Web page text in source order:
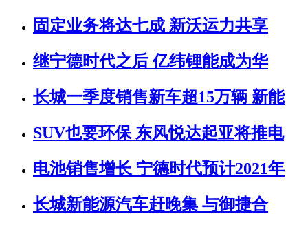
固定业务将达七成 新沃运力共享
继宁德时代之后 亿纬锂能成为华
长城一季度销售新车超15万辆 新能
SUV也要环保 东风悦达起亚将推电
电池销售增长 宁德时代预计2021年
长城新能源汽车赶晚集 与御捷合